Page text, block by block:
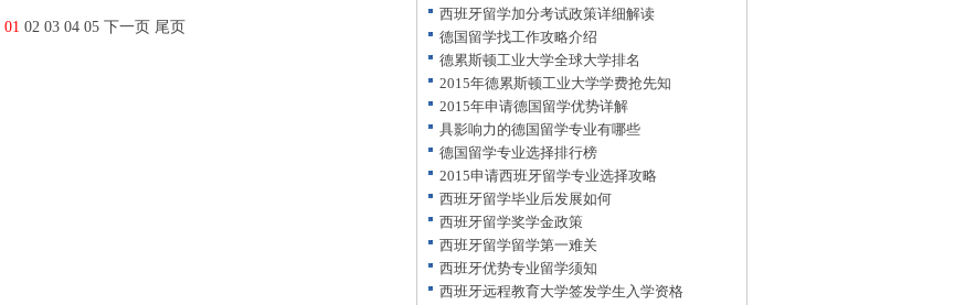
01 02 03 04 05 下一页 尾页
西班牙留学加分考试政策详细解读
德国留学找工作攻略介绍
德累斯顿工业大学全球大学排名
2015年德累斯顿工业大学学费抢先知
2015年申请德国留学优势详解
具影响力的德国留学专业有哪些
德国留学专业选择排行榜
2015申请西班牙留学专业选择攻略
西班牙留学毕业后发展如何
西班牙留学奖学金政策
西班牙留学留学第一难关
西班牙优势专业留学须知
西班牙远程教育大学签发学生入学资格